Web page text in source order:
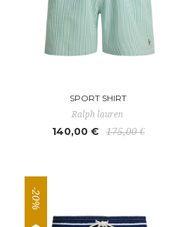
SPORT SHIRT
Ralph lauren
140,00 € 175,00 €
-20%